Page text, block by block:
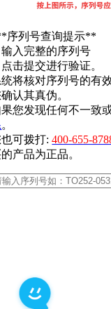
序列号查询提示**
输入完整的序列号
点击提交进行验证。
将核对序列号的有
认其真伪。
您发现任何不一致
。
也可拨打:400-655-
产品为正品。